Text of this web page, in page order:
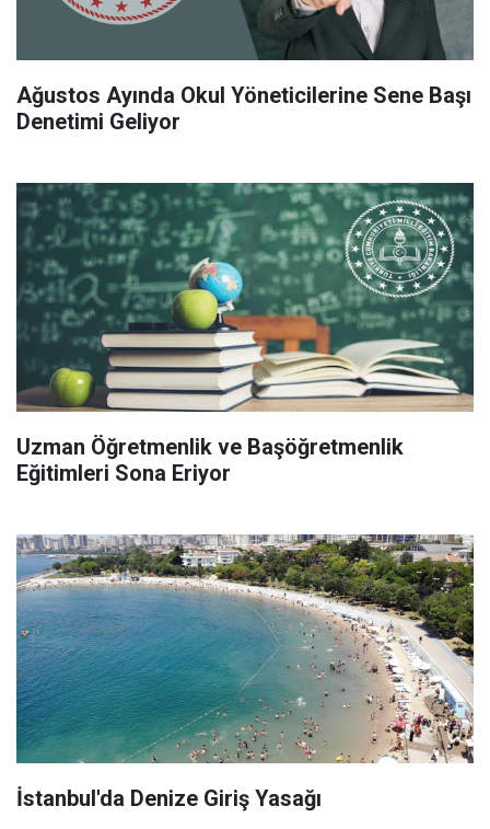
Ağustos Ayında Okul Yöneticilerine Sene Başı
Denetimi Geliyor
Uzman Öğretmenlik ve Başöğretmenlik
Eğitimleri Sona Eriyor
İstanbul'da Denize Giriş Yasağı